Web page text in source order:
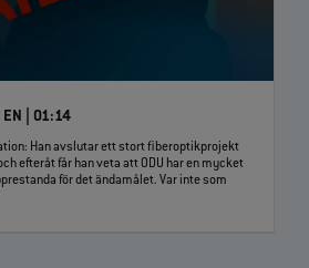
| 01:14
Han avslutar ett stort fiberoptikprojekt
efteråt får han veta att ODU har en mycket
för det ändamålet. Var inte som